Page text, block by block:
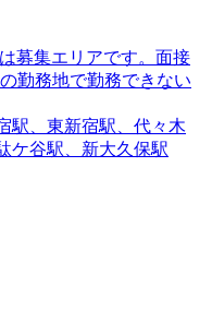
募集エリアです。面接
勤務地で勤務できない
駅、東新宿駅、代々木
ケ谷駅、新大久保駅